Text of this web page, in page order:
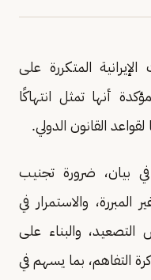
المتكررة على
أنها تمثل انتهاكًا
القانون الدولي.
في بيان، ضرورة تجنيب
والاستمرار في
التصعيد، والبناء على
التفاهم، بما يسهم في